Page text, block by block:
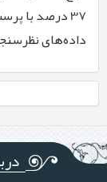
37 درصد با
داده‌های